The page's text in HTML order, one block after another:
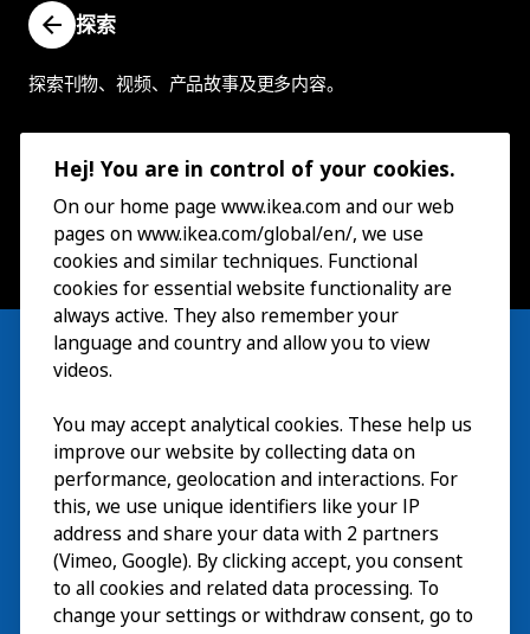
探索
探索刊物、视频、产品故事及更多内容。
参观
探索
最新动态EN
关于EN
Hej! You are in control of your cookies.
On our home page www.ikea.com and our web
pages on www.ikea.com/global/en/, we use
cookies and similar techniques. Functional
cookies for essential website functionality are
always active. They also remember your
language and country and allow you to view
videos.
You may accept analytical cookies. These help us
improve our website by collecting data on
performance, geolocation and interactions. For
this, we use unique identifiers like your IP
address and share your data with 2 partners
(Vimeo, Google). By clicking accept, you consent
to all cookies and related data processing. To
change your settings or withdraw consent, go to